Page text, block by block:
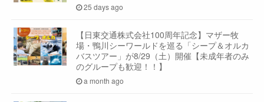
25 days ago
【日東交通株式会社100周年記念】マザー牧
場・鴨川シーワールドを巡る「シープ＆オルカ
バスツアー」が8/29（土）開催【未成年者のみ
のグループも歓迎！！】
a month ago